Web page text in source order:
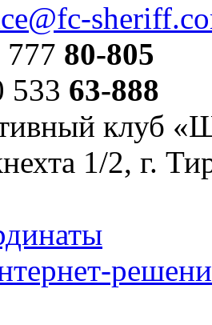
80-805
533 63-888
клуб
1/2, г.